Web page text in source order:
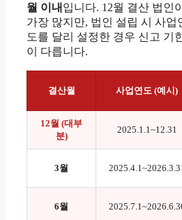
월 이내 입니다. 12월 결산 법인이
가장 많지만, 법인 설립 시 사업
도를 달리 설정한 경우 신고 기
이 다릅니다.
결산월 사업연도 (예시)
12월 (대부
분)
2025.1.1~12.31
3월
6월